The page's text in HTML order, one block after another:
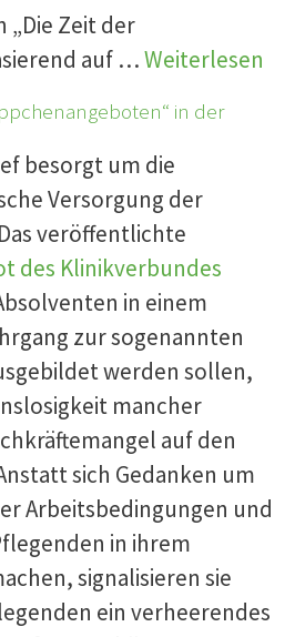
Zeit der
auf …Weiterlesen
in der
besorgt um die
Versorgung der
veröffentlichte
des Klinikverbundes
in einem
zur sogenannten
werden sollen,
mancher
auf den
sich Gedanken um
Arbeitsbedingungen und
in ihrem
signalisieren sie
ein verheerendes